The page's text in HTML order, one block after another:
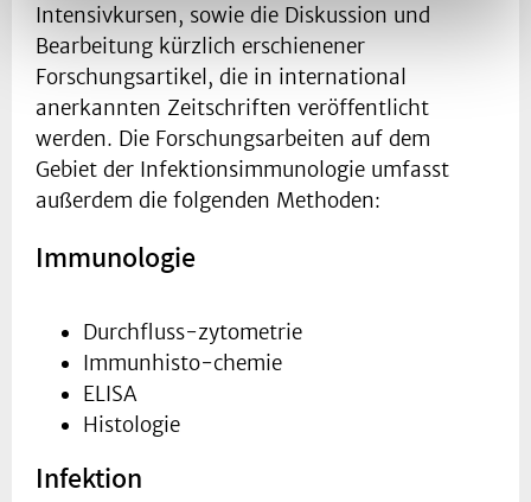
Intensivkursen, sowie die Diskussion und
Bearbeitung kürzlich erschienener
Forschungsartikel, die in international
anerkannten Zeitschriften veröffentlicht
werden. Die Forschungsarbeiten auf dem
Gebiet der Infektionsimmunologie umfasst
außerdem die folgenden Methoden:
Immunologie
Durchfluss-zytometrie
Immunhisto-chemie
ELISA
Histologie
Infektion